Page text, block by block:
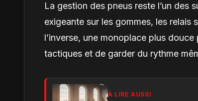
La gestion des pneus reste l’un des
exigeante sur les gommes, les relais
l’inverse, une monoplace plus
tactiques et de garder du rythme
À LIRE AUSSI